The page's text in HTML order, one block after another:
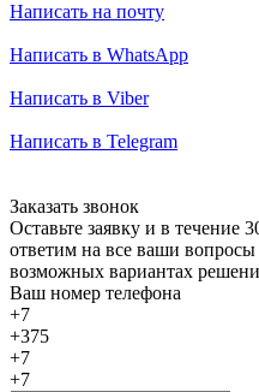
Написать на почту
Написать в WhatsApp
Написать в Viber
Написать в Telegram
Заказать звонок
Оставьте заявку и в течение
ответим на все ваши
возможных вариантах
Ваш номер телефона
+7
+375
+7
+7